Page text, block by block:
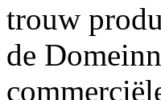
trouw
de